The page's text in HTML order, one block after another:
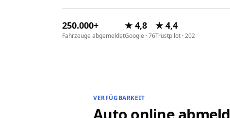
250.000+
Fahrzeuge abgemeldet
★ 4,8
Google · 76
★ 4,4
Trustpilot · 202
VERFÜGBARKEIT